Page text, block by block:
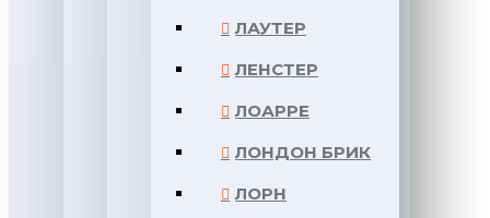
ЛАУТЕР
ЛЕНСТЕР
ЛОАРРЕ
ЛОНДОН БРИК
ЛОРН